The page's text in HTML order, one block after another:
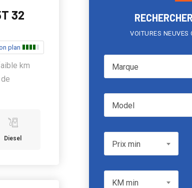
32
plan
km
Diesel
VOITURES NEUVES
MarqueMarque
ModelModel
Prix minPrix min
KM min